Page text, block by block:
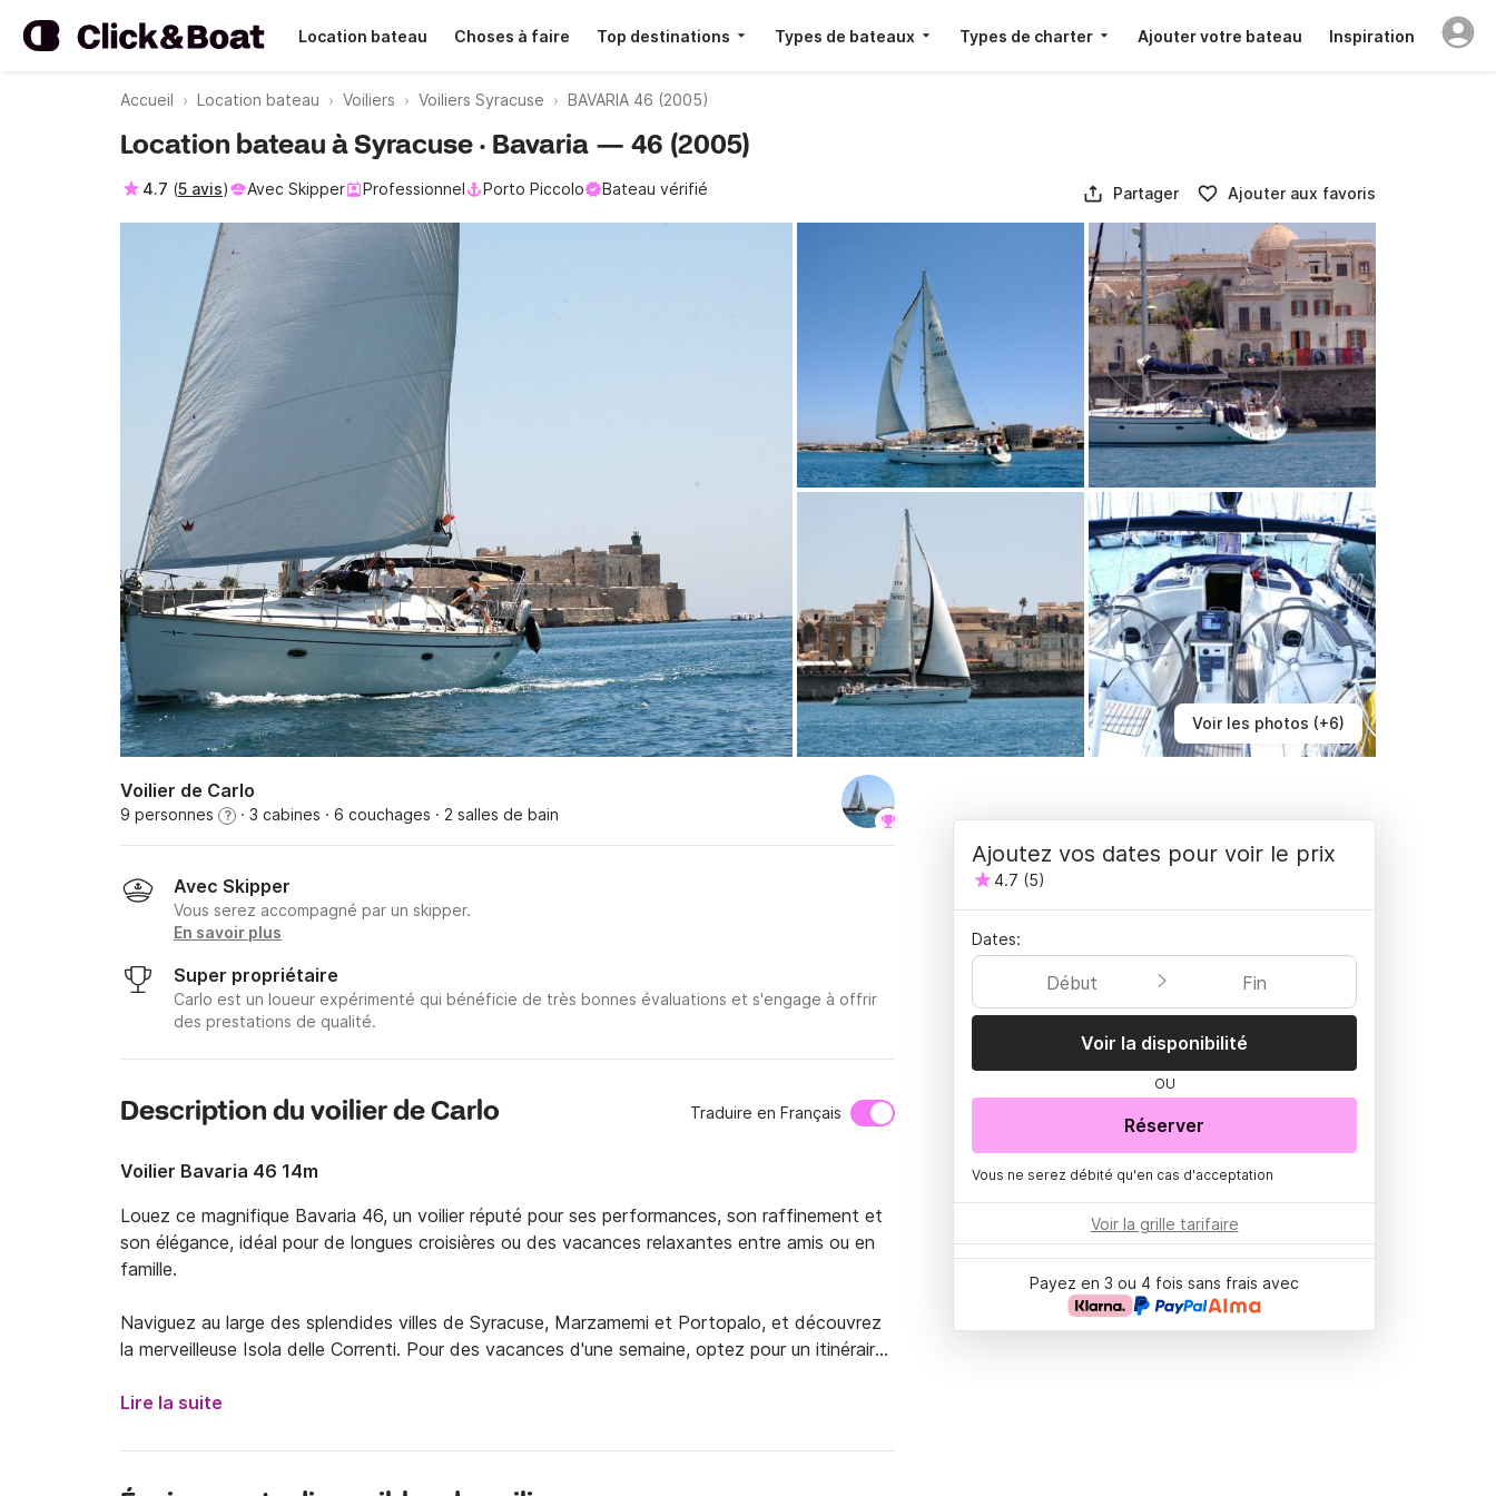
Location bateau Choses à faire Top destinations Types de bateaux Types de charter Ajouter votre bateau Inspiration
Accueil Location bateau Voiliers Voiliers Syracuse BAVARIA 46 (2005)
Voir les photos (+6)
Location bateau à Syracuse · Bavaria — 46 (2005)
4.7 (5 avis) Avec Skipper Professionnel Porto Piccolo Bateau vérifié Partager Ajouter aux favoris
Voilier de Carlo
9 personnes ? · 3 cabines · 6 couchages · 2 salles de bain
Avec Skipper
Vous serez accompagné par un skipper.
En savoir plus
Super propriétaire
Carlo est un loueur expérimenté qui bénéficie de très bonnes évaluations et s'engage à offrir
des prestations de qualité.
Description du voilier de Carlo Traduire en Français
Voilier Bavaria 46 14m
Louez ce magnifique Bavaria 46, un voilier réputé pour ses performances, son raffinement et
son élégance, idéal pour de longues croisières ou des vacances relaxantes entre amis ou en
famille.
Naviguez au large des splendides villes de Syracuse, Marzamemi et Portopalo, et découvrez
la merveilleuse Isola delle Correnti. Pour des vacances d'une semaine, optez pour un itinéraire
- Repas, produits locaux et boissons inclus (excursions à la journée uniquement, disponibles
Lire la suite
Ajoutez vos dates pour voir le prix
4.7 (5)
Dates:
Début Fin
Voir la disponibilité
OU
Réserver
Vous ne serez débité qu'en cas d'acceptation
Voir la grille tarifaire
Payez en 3 ou 4 fois sans frais avec